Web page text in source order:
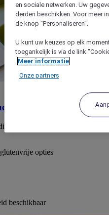
bij het Prado Museum en
opties
beschikbaar
en sociale netwerken. Uw
derden beschikken. Voor meer
de knop "Personaliseren".
U kunt uw keuzes op elk
toegankelijk is via de link
Meer informatie
Onze partners